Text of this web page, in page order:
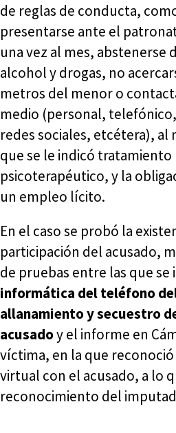
de reglas de conducta,
presentarse ante el
una vez al mes, abstenerse
alcohol y drogas, no
metros del menor o
medio (personal,
redes sociales, etcétera), al
que se le indicó tratamiento
psicoterapéutico, y la
un empleo lícito.
En el caso se probó la
participación del acusado,
de pruebas entre las que se
informática del teléfono
allanamiento y secuestro
acusadoy el informe en
víctima, en la que
virtual con el acusado, a lo
reconocimiento del